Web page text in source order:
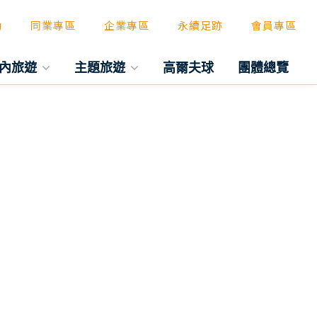
同業專區 企業專區 永續足跡 會員專區
旅遊 主題旅遊 高爾夫球 團體總覽